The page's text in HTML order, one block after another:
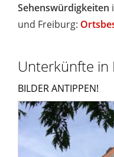
Sehenswürdigkeiten
und Freiburg:
Unterkünfte in
BILDER ANTIPPEN!